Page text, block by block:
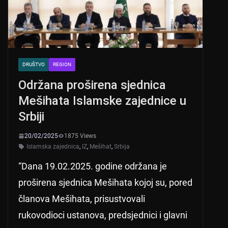
k
DRUŠTVO REGION
Održana proširena sjednica
Mešihata Islamske zajednice u
Srbiji
20/02/2025
1875 Views
Islamska zajednica, IZ, Mešihat, Srbija
“Dana 19.02.2025. godine održana je
proširena sjednica Mešihata kojoj su, pored
članova Mešihata, prisustvovali
rukovodioci ustanova, predsjednici i glavni